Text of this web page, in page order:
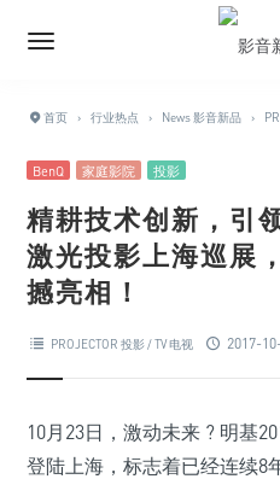
首页 › 行业热点 › News 影音新品 ›
BenQ 家庭影院 投影
精耕技术创新，引
激光投影上海巡展
撼亮相！
PROJECTOR 投影 / TV 电视 2017-
10月23日，激动未来 ? 明基
登陆上海，标志着已经连续8